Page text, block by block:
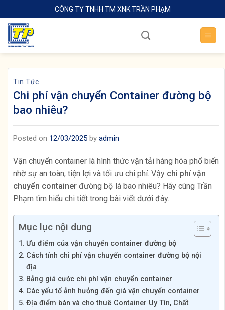
to
content
CÔNG TY TNHH TM XNK TRẦN PHẠM
Tin Tức
Chi phí vận chuyển Container đường bộ
bao nhiêu?
Posted on 12/03/2025 by admin
Vận chuyển container là hình thức vận tải hàng hóa phổ biến
nhờ sự an toàn, tiện lợi và tối ưu chi phí. Vậy chi phí vận
chuyển container đường bộ là bao nhiêu? Hãy cùng Trần
Phạm tìm hiểu chi tiết trong bài viết dưới đây.
Mục lục nội dung
Ưu điểm của vận chuyển container đường bộ
Cách tính chi phí vận chuyển container đường bộ nội
địa
Bảng giá cước chi phí vận chuyển container
Các yếu tố ảnh hưởng đến giá vận chuyển container
Địa điểm bán và cho thuê Container Uy Tín, Chất